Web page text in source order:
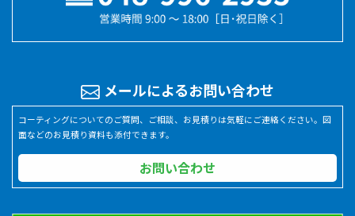
メールによるお問い合わせ
コーティングについてのご質問、ご相談、お見積りは気軽にご連絡ください。図
面などのお見積り資料も添付できます。
お問い合わせ